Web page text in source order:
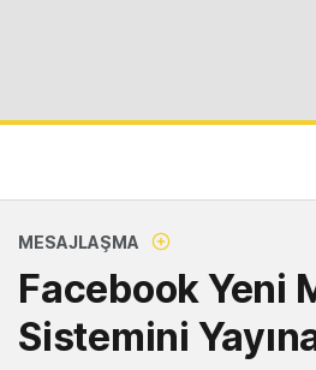
MESAJLAŞMA
Facebook Yeni
Sistemini